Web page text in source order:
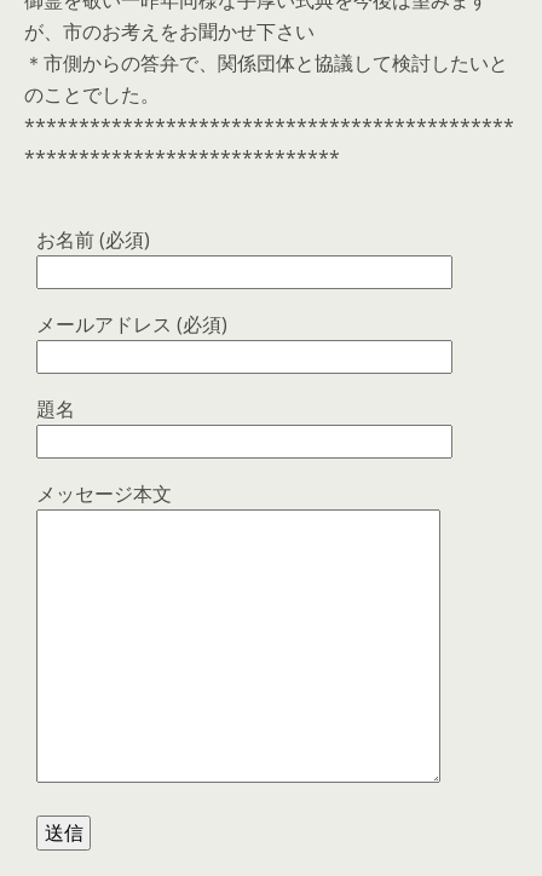
が、市のお考えをお聞かせ下さい
＊市側からの答弁で、関係団体と協議して検討したいと
のことでした。
*********************************************
*****************************
お名前 (必須)
メールアドレス (必須)
題名
メッセージ本文